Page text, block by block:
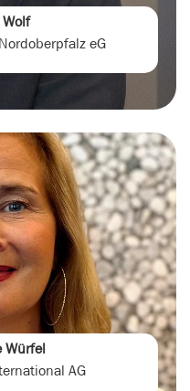
eG
Würfel
AG